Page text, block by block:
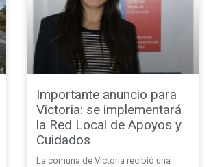
Importante anuncio para
Victoria: se implementará
la Red Local de Apoyos y
Cuidados
La comuna de Victoria recibió una